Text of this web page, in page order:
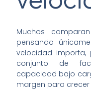
Muchos
pensando
velocidad importa,
conjunto de
capacidad bajo
margen para